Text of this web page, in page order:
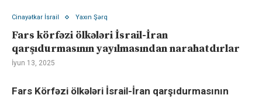
Cinayətkar İsrail Yaxın Şərq
Fars körfəzi ölkələri İsrail-İran
qarşıdurmasının yayılmasından narahatdırlar
İyun 13, 2025
Fars Körfəzi ölkələri İsrail-İran qarşıdurmasının